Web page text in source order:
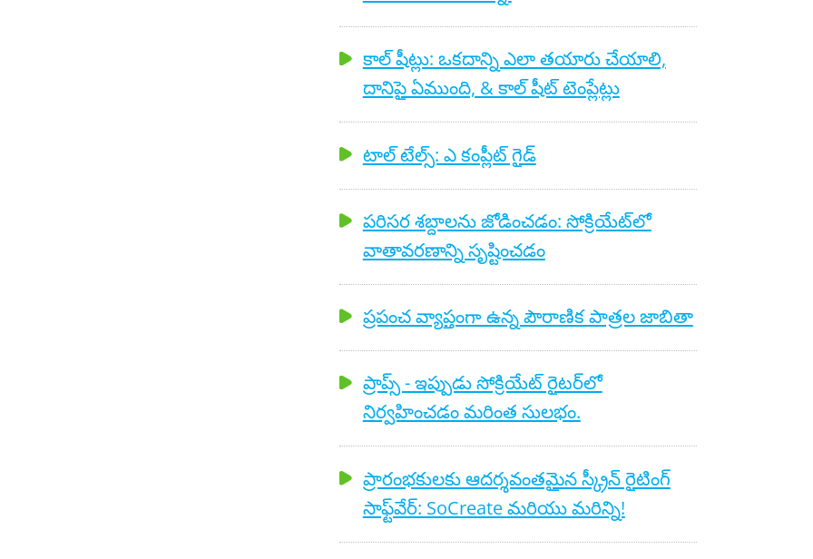
కాల్ షీట్లు: ఒకదాన్ని ఎలా తయారు చేయాలి,
దానిపై ఏముంది, & కాల్ షీట్ టెంప్లేట్లు
టాల్ టేల్స్: ఎ కంప్లీట్ గైడ్
పరిసర శబ్దాలను జోడించడం: సోక్రియేట్‌లో
వాతావరణాన్ని సృష్టించడం
ప్రపంచ వ్యాప్తంగా ఉన్న పౌరాణిక పాత్రల జాబితా
ప్రాప్స్ - ఇప్పుడు సోక్రియేట్ రైటర్‌లో
నిర్వహించడం మరింత సులభం.
ప్రారంభకులకు ఆదర్శవంతమైన స్క్రీన్ రైటింగ్
సాఫ్ట్‌వేర్: SoCreate మరియు మరిన్ని!